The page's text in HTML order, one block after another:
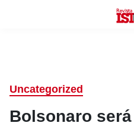
Uncategorized
Bolsonaro